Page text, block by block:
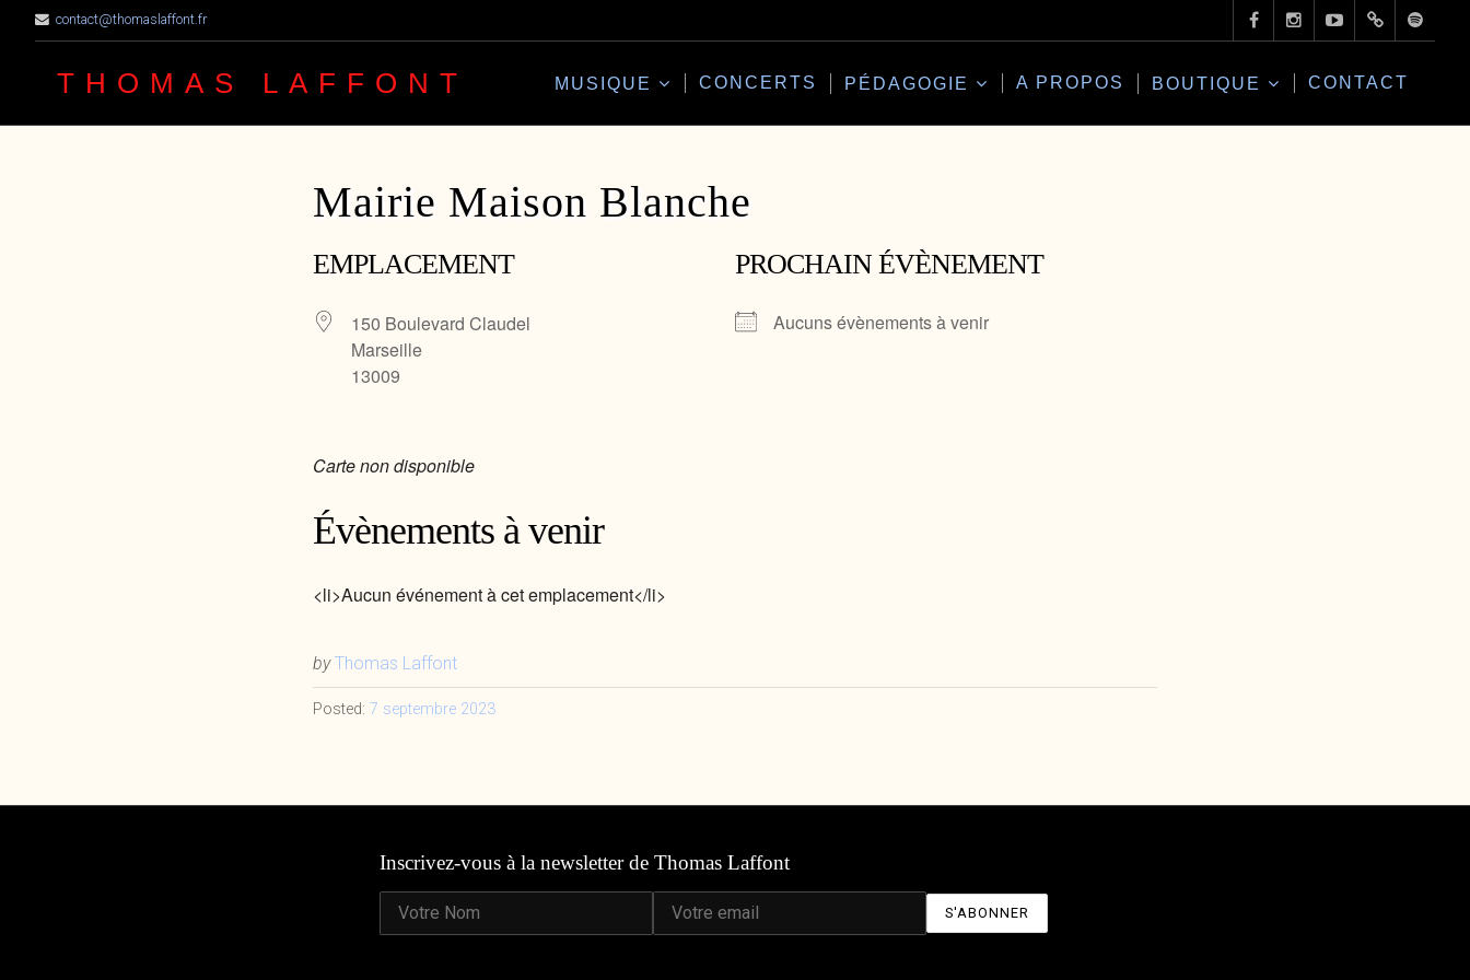
contact@thomaslaffont.fr
THOMAS LAFFONT MUSIQUE CONCERTS PÉDAGOGIE A PROPOS BOUTIQUE CONTACT
Mairie Maison Blanche
EMPLACEMENT
150 Boulevard Claudel
Marseille
13009
PROCHAIN ÉVÈNEMENT
Aucuns évènements à venir
Carte non disponible
Évènements à venir
<li>Aucun événement à cet emplacement</li>
by Thomas Laffont
Posted: 7 septembre 2023
Inscrivez-vous à la newsletter de Thomas Laffont